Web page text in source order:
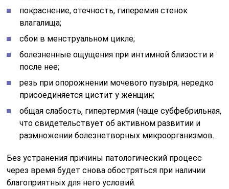
покраснение, отечность, гиперемия стенок
влагалища;
сбои в менструальном цикле;
болезненные ощущения при интимной близости и
после нее;
резь при опорожнении мочевого пузыря, нередко
присоединяется цистит у женщин;
общая слабость, гипертермия (чаще субфебрильная,
что свидетельствует об активном развитии и
размножении болезнетворных микроорганизмов.
Без устранения причины патологический процесс
через время будет снова обостряться при наличии
благоприятных для него условий.